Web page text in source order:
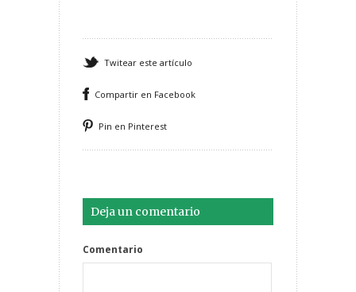
Twitear este artículo
Compartir en Facebook
Pin en Pinterest
Deja un comentario
Comentario